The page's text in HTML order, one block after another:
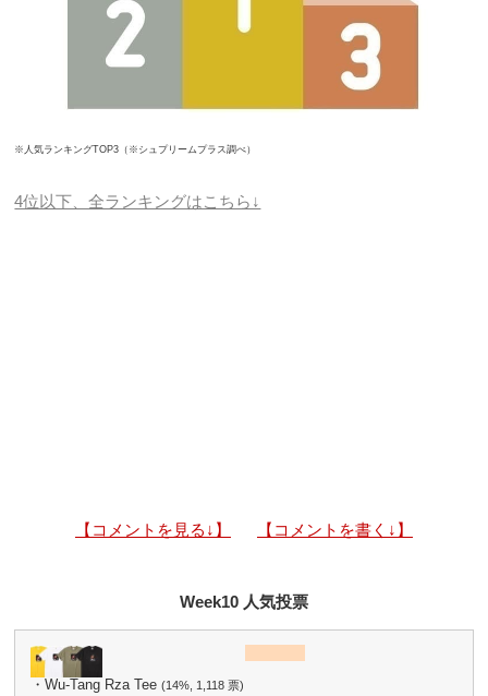
※人気ランキングTOP3（※シュプリームプラス調べ）
4位以下、全ランキングはこちら↓
【コメントを見る↓】 【コメントを書く↓】
Week10 人気投票
・Wu-Tang Rza Tee(14%, 1,118 票)